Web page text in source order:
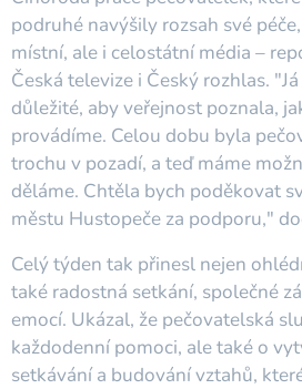
podruhé navýšily rozsah své
místní, ale i celostátní média –
Česká televize i Český rozhlas.
důležité, aby veřejnost poznala,
provádíme. Celou dobu byla
trochu v pozadí, a teď máme
děláme. Chtěla bych poděkovat
městu Hustopeče za podporu,"
Celý týden tak přinesl nejen
také radostná setkání, společné
emocí. Ukázal, že pečovatelská
každodenní pomoci, ale také o
setkávání a budování vztahů,